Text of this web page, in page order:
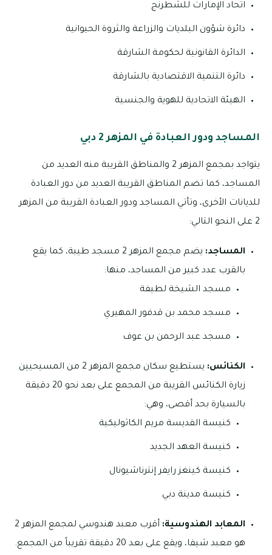
اتحاد الإمارات للشطرنج
دائرة شؤون البلديات والزراعة والثروة الحيوانية
الدائرة القانونية لحكومة الشارقة
دائرة التنمية الاقتصادية بالشارقة
الهيئة الاتحادية للهوية والجنسية
المساجد ودور العبادة في المزهر 2 دبي
يتواجد بمجمع المزهر 2 والمناطق القريبة منه العديد من
المساجد، كما تضم المناطق القريبة العديد من دور العبادة
للديانات الأخرى، وتأتي المساجد ودور العبادة القريبة من المزهر
2 على النحو التالي:
المساجد:
يضم مجمع المزهر 2 مسجد طيبة، كما يقع
بالقرب عدد كبير من المساجد، منها:
مسجد الشيخة لطيفة
مسجد محمد بن قدفور المهيري
مسجد عبد الرحمن بن عوف
الكنائس:
يستطيع سكان مجمع المزهر 2 من المسيحيين
زيارة الكنائس القريبة من المجمع على بعد نحو 20 دقيقة
بالسيارة بحد أقصى، وهي:
كنيسة القديسة مريم الكاثوليكية
كنيسة العهد الجديد
كنيسة كينغز رايفر إنترناشيونال
كنيسة مدينة دبي
المعابد الهندوسية:
أقرب معبد هندوسي لمجمع المزهر 2
هو معبد شيفا، ويقع على بعد 20 دقيقة تقريباً من المجمع.